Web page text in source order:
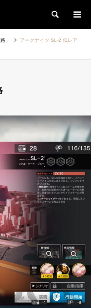
検索
」
アークナイツ SL-2 低レア